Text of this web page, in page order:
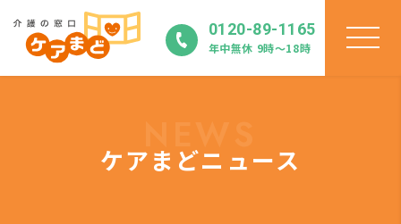
0120-89-1165
年中無休 9時〜18時
ケアまどニュース